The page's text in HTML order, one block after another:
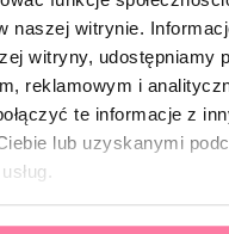
naszej witrynie.
witryny, udostępniamy
reklamowym i
te informacje z
lub uzyskanymi
Czy paznokcie
czy to kolejna
raz w życiu o tym
niebieski na